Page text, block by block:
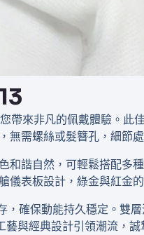
帶來非凡的佩戴體驗。此
需螺絲或髮簪孔，細節
和諧自然，可輕鬆搭配多
表板設計，綠金與紅金
確保動能持久穩定。雙
與經典設計引領潮流，誠